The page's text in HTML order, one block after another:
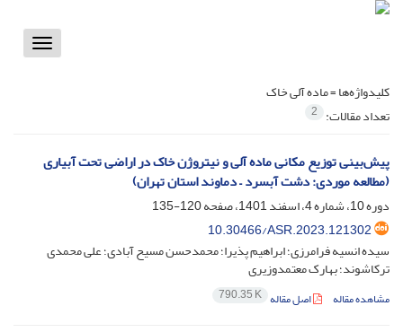
Toggle
کلیدواژه‌ها =ماده آلی خاک
تعداد مقالات: 2
پیش‌بینی توزیع مکانی ماده آلی و نیتروژن خاک در اراضی تحت آبیاری
(مطالعه موردی: دشت آبسرد – دماوند استان تهران)
دوره 10، شماره 4، اسفند 1401، صفحه
120-135
10.30466/ASR.2023.121302
سیده انسیه فرامرزی؛ ابراهیم پذیرا؛ محمدحسن مسیح آبادی؛ علی محمدی
ترکاشوند؛ بهارک معتمدوزیری
مشاهده مقاله اصل مقاله 790.35 K